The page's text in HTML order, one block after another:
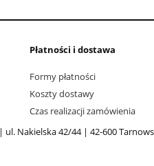
Płatności i dostawa
Formy płatności
Koszty dostawy
Czas realizacji zamówienia
| ul. Nakielska 42/44 | 42-600